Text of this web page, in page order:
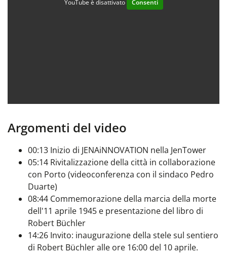
YouTube è disattivato Consenti
Argomenti del video
00:13 Inizio di JENAiNNOVATION nella JenTower
05:14 Rivitalizzazione della città in collaborazione
con Porto (videoconferenza con il sindaco Pedro
Duarte)
08:44 Commemorazione della marcia della morte
dell'11 aprile 1945 e presentazione del libro di
Robert Büchler
14:26 Invito: inaugurazione della stele sul sentiero
di Robert Büchler alle ore 16:00 del 10 aprile.